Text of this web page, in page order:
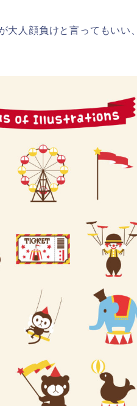
大人顔負けと言ってもいい、